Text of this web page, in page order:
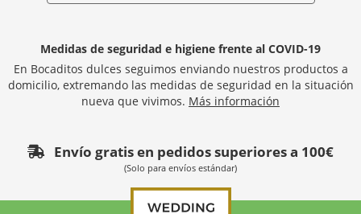
Medidas de seguridad e higiene frente al COVID-19
En Bocaditos dulces seguimos enviando nuestros productos a
domicilio, extremando las medidas de seguridad en la situación
nueva que vivimos. Más información
Envío gratis en pedidos superiores a 100€
(Solo para envíos estándar)